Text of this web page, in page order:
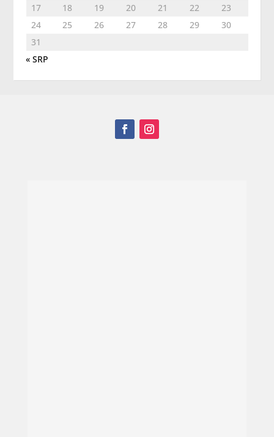
17
18 19 20 21 22
23
24
25 26 27 28 29
30
31
« SRP